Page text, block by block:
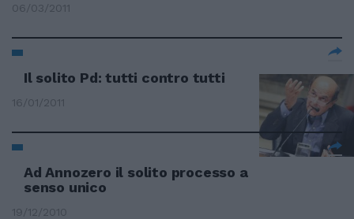
06/03/2011
Il solito Pd: tutti contro tutti
16/01/2011
Ad Annozero il solito processo a
senso unico
19/12/2010